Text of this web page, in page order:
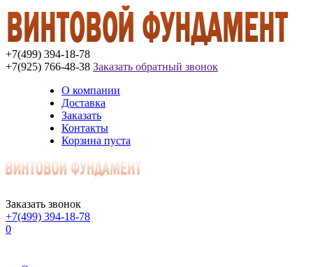
+7(499) 394-18-78
+7(925) 766-48-38 Заказать обратный звонок
О компании
Доставка
Заказать
Контакты
Корзина пуста
Заказать звонок
+7(499) 394-18-78
0